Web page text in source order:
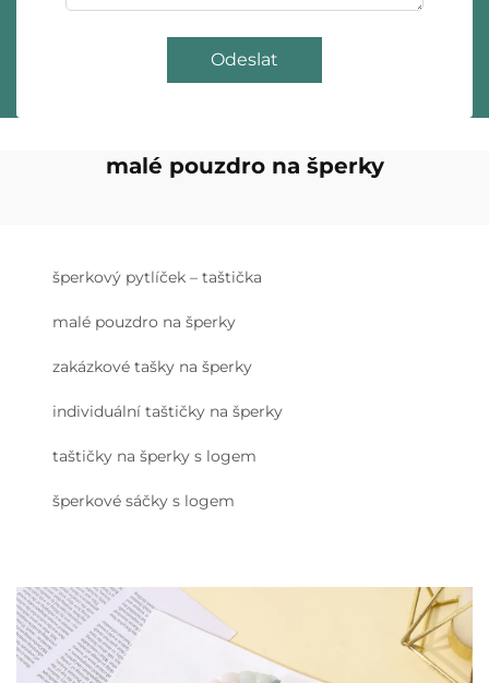
Odeslat
malé pouzdro na šperky
šperkový pytlíček – taštička
malé pouzdro na šperky
zakázkové tašky na šperky
individuální taštičky na šperky
taštičky na šperky s logem
šperkové sáčky s logem